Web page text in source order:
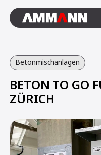
Betonmischanlagen
BETON TO GO
ZÜRICH